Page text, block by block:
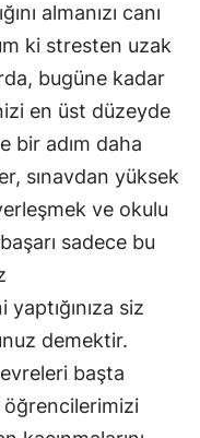
almanızı canı
ki stresten uzak
bugüne kadar
en üst düzeyde
bir adım daha
sınavdan yüksek
ve okulu
sadece bu
siz
demektir.
başta
öğrencilerimizi